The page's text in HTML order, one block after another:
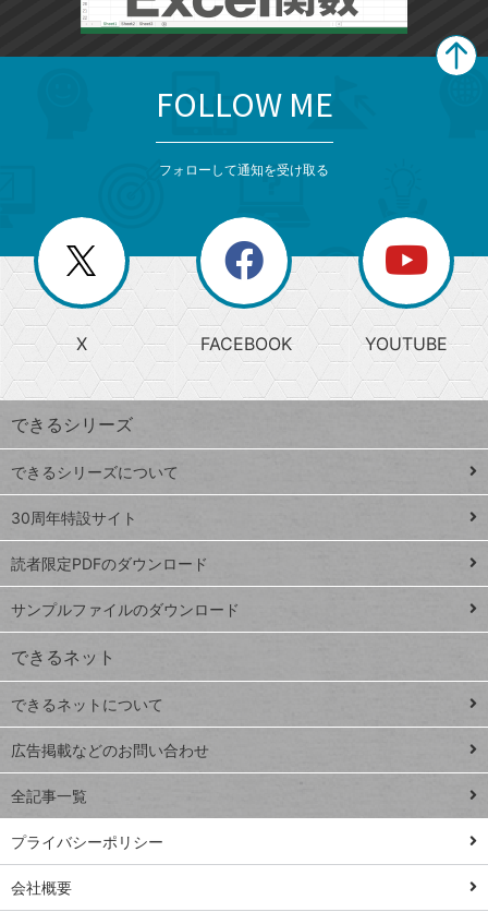
じ
る
search
検
索
上
昇
ワ
ー
ド
Google
スプレ
ッドシ
ート
iPhone
VLOOKUP
close
閉じ
る
閉
じ
る
ー
か
ら
探
す
ト
ッ
プ
ペ
ジ
連載
Excel Q&A
トイアンナ流仕
事術
PowerAutomate
ではじめる業務
の完全自動化
AI議事録作成術
FOLLOW ME
フォローして通知を受け取る
X FACEBOOK YOUTUBE
できるシリーズ
できるシリーズについて
30周年特設サイト
読者限定PDFのダウンロード
サンプルファイルのダウンロード
できるネット
できるネットについて
広告掲載などのお問い合わせ
全記事一覧
プライバシーポリシー
会社概要